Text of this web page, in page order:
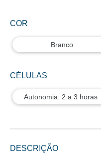
COR
Branco
CÉLULAS
Autonomia: 2 a 3 horas
DESCRIÇÃO